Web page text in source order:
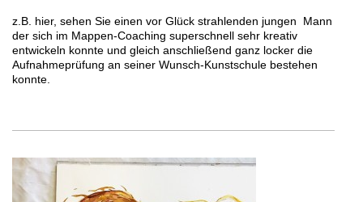
z.B. hier, sehen Sie einen vor Glück strahlenden jungen Mann
der sich im Mappen-Coaching superschnell sehr kreativ
entwickeln konnte und gleich anschließend ganz locker die
Aufnahmeprüfung an seiner Wunsch-Kunstschule bestehen
konnte.